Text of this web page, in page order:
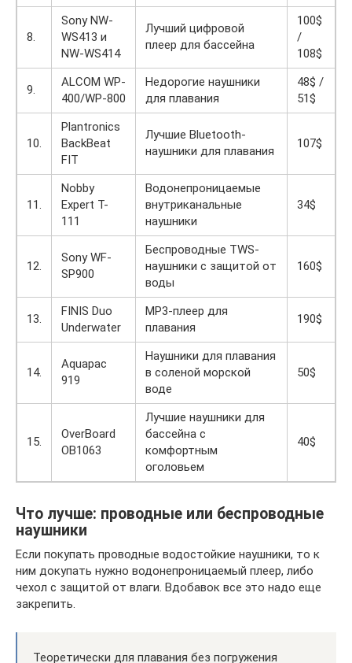
8.
Sony NW-
WS413 и
NW-WS414
Лучший цифровой
плеер для бассейна
100$
/
108$
9.
ALCOM WP-
400/WP-800
Недорогие наушники
для плавания
48$ /
51$
10.
Plantronics
BackBeat
FIT
Лучшие Bluetooth-
наушники для плавания
107$
11.
Nobby
Expert T-
111
Водонепроницаемые
внутриканальные
наушники
34$
12.
Sony WF-
SP900
Беспроводные TWS-
наушники с защитой от
воды
160$
13.
FINIS Duo
Underwater
MP3-плеер для
плавания
190$
14.
Aquapac
919
Наушники для плавания
в соленой морской
воде
50$
15.
OverBoard
OB1063
Лучшие наушники для
бассейна с
комфортным
оголовьем
40$
Что лучше: проводные или беспроводные
наушники
Если покупать проводные водостойкие наушники, то к
ним докупать нужно водонепроницаемый плеер, либо
чехол с защитой от влаги. Вдобавок все это надо еще
закрепить.
Теоретически для плавания без погружения